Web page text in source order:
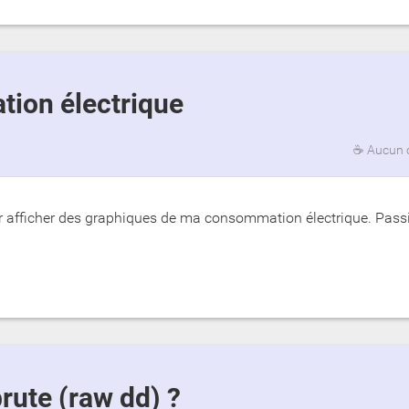
électrique
☕Aucun
des graphiques de ma consommation électrique.
(raw dd) ?